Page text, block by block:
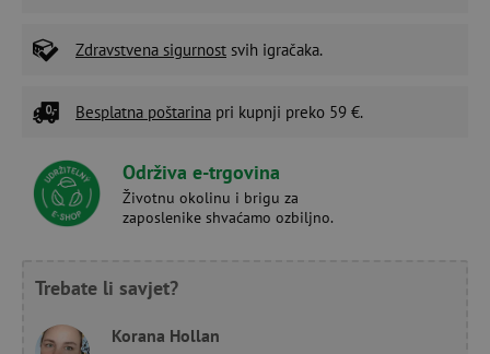
Zdravstvena sigurnost svih igračaka.
Besplatna poštarina pri kupnji preko 59 €.
Održiva e-trgovina
Životnu okolinu i brigu za
zaposlenike shvaćamo ozbiljno.
Trebate li savjet?
Korana Hollan